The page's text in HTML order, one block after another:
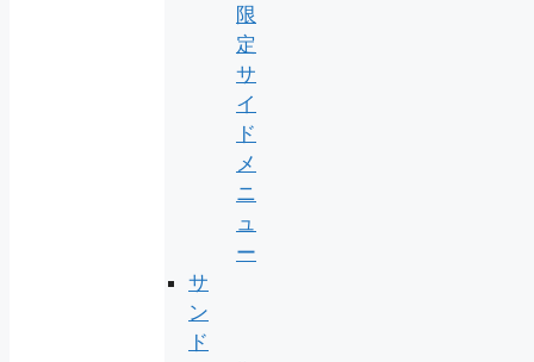
限
定
サ
イ
ド
メ
ニ
ュ
ー
サ
ン
ド